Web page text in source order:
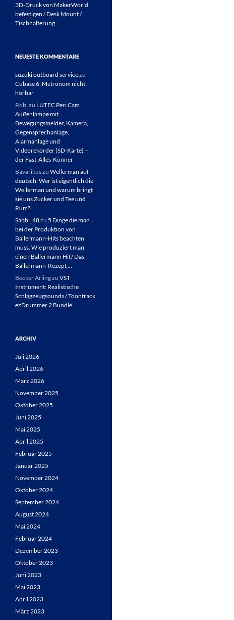
3D-Druck von MakerWorld
befestigen / Desk Mount /
Tischhalterung
NEUESTE KOMMENTARE
suzuki outboard servicezu
Cubase 6: Metronom nicht
hörbar
Rob. zu LUTEC Peri Cam
Außenlampe mit
Bewegungsmelder, Kamera,
Gegensprechanlage,
Alarmanlage und
Videorekorder (SD-Karte) –
der Fast-Alles-Könner
Bavarikuszu Wellerman auf
deutsch: Wer ist eigentlich die
Wellerman und warum bringt
sie uns Zucker und Tee und
Rum?
Sabbi_48zu 5 Dinge die man
bei der Produktion von
Ballermann-Hits beachten
muss. Wie produziert man
einen Ballermann Hit? Das
Ballermann-Rezept …
Becker Arlingzu VST
Instrument: Realistische
Schlagzeugsounds / Toontrack
ezDrummer 2 Bundle
ARCHIV
Juli 2026
April 2026
März 2026
November 2025
Oktober 2025
Juni 2025
Mai 2025
April 2025
Februar 2025
Januar 2025
November 2024
Oktober 2024
September 2024
August 2024
Mai 2024
Februar 2024
Dezember 2023
Oktober 2023
Juni 2023
Mai 2023
April 2023
März 2023